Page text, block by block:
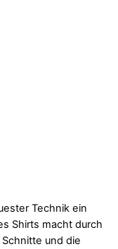
Technik ein
Shirts macht durch
und die